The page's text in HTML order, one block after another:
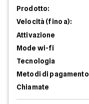
Prodotto:
Velocità (fino a):
Attivazione
Mode wi-fi
Tecnologia
Metodi di pagamento
Chiamate